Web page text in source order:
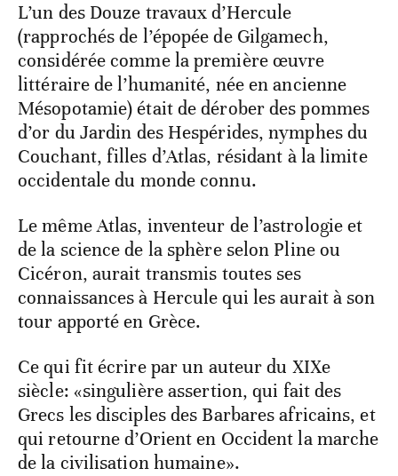
L’un des Douze travaux d’Hercule
(rapprochés de l’épopée de Gilgamech,
considérée comme la première œuvre
littéraire de l’humanité, née en ancienne
Mésopotamie) était de dérober des pommes
d’or du Jardin des Hespérides, nymphes du
Couchant, filles d’Atlas, résidant à la limite
occidentale du monde connu.
Le même Atlas, inventeur de l’astrologie et
de la science de la sphère selon Pline ou
Cicéron, aurait transmis toutes ses
connaissances à Hercule qui les aurait à son
tour apporté en Grèce.
Ce qui fit écrire par un auteur du XIXe
siècle: «singulière assertion, qui fait des
Grecs les disciples des Barbares africains, et
qui retourne d’Orient en Occident la marche
de la civilisation humaine».